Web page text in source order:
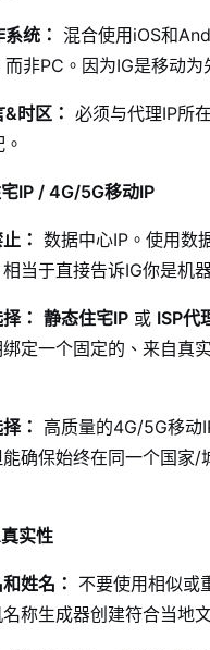
统： 混合使用iOS和
而非PC。因为IG是移动为
时区： 必须与代理IP所
IP / 4G/5G移动IP
： 数据中心IP。使用数
当于直接告诉IG你是机
： 静态住宅IP 或 ISP代
定一个固定的、来自真
： 高质量的4G/5G移动
确保始终在同一个国家/
实性
姓名： 不要使用相似或
称生成器创建符合当地